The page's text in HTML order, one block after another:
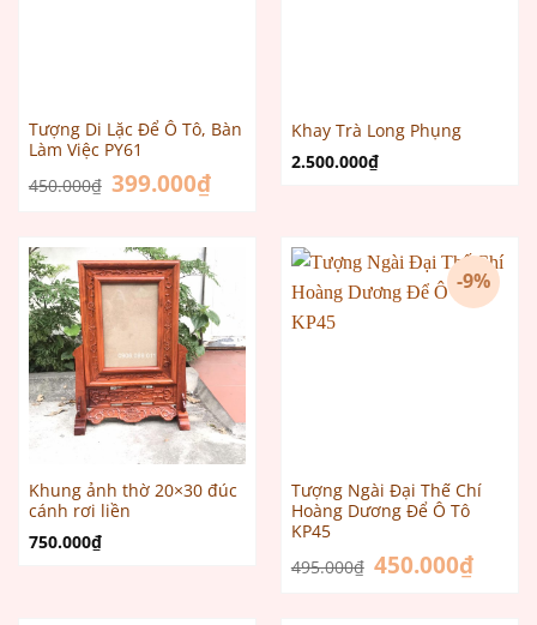
Tượng Di Lặc Để Ô Tô, Bàn
Làm Việc PY61
450.000₫ Giá
gốc
399.000₫Giá
hiện
Khay Trà Long Phụng
2.500.000₫
Khung ảnh thờ 20×30 đúc
cánh rơi liền
750.000₫
-9%
Tượng Ngài Đại Thế Chí
Hoàng Dương Để Ô Tô
KP45
495.000₫ Giá
gốc
450.000₫Giá
hiện